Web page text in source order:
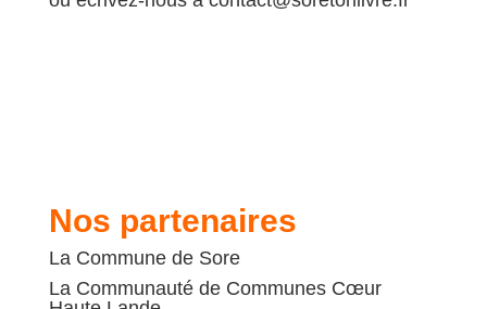
Nos partenaires
La Commune de Sore
La Communauté de Communes Cœur